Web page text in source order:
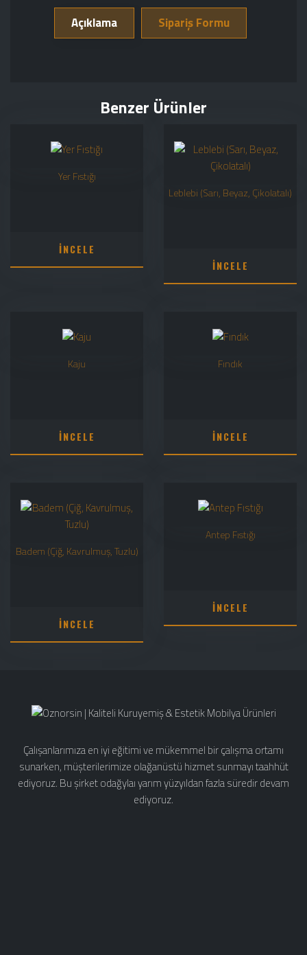
Açıklama Sipariş Formu
Benzer Ürünler
Yer Fıstığı
İNCELE
Leblebi (Sarı, Beyaz, Çikolatalı)
İNCELE
Kaju
İNCELE
Fındık
İNCELE
Badem (Çiğ, Kavrulmuş, Tuzlu)
İNCELE
Antep Fıstığı
İNCELE
Çalışanlarımıza en iyi eğitimi ve mükemmel bir çalışma ortamı
sunarken, müşterilerimize olağanüstü hizmet sunmayı taahhüt
ediyoruz. Bu şirket odağylaı yarım yüzyıldan fazla süredir devam
ediyoruz.